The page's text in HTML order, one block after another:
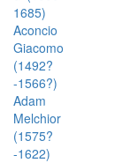
1685)
Aconcio
Giacomo
(1492?
-1566?)
Adam
Melchior
(1575?
-1622)